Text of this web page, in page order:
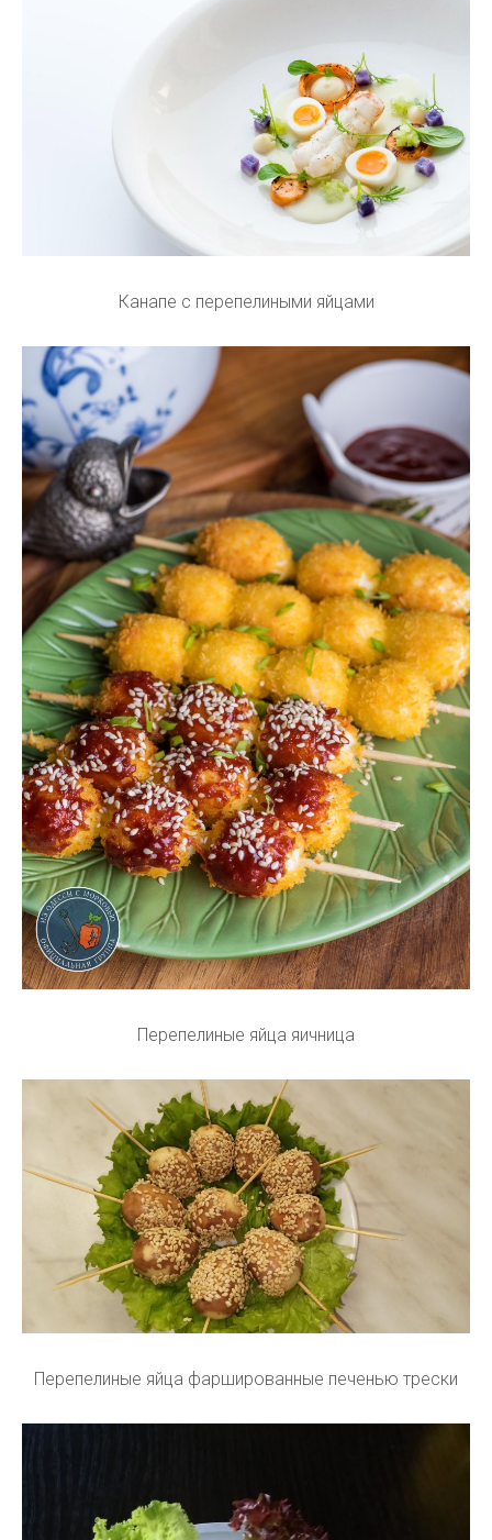
Канапе с перепелиными яйцами
Перепелиные яйца яичница
Перепелиные яйца фаршированные печенью трески